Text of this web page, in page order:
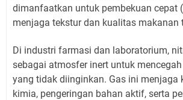
dimanfaatkan untuk pembekuan cepat (
menjaga tekstur dan kualitas makanan
Di industri farmasi dan laboratorium,
sebagai atmosfer inert untuk
yang tidak diinginkan. Gas ini menjaga
kimia, pengeringan bahan aktif, serta